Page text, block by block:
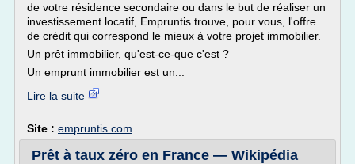
de votre résidence secondaire ou dans le but de réaliser un
investissement locatif, Empruntis trouve, pour vous, l'offre
de crédit qui correspond le mieux à votre projet immobilier.
Un prêt immobilier, qu'est-ce-que c'est ?
Un emprunt immobilier est un...
Lire la suite
Site : empruntis.com
Prêt à taux zéro en France — Wikipédia